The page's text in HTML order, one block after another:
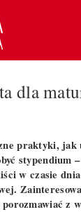
dla
praktyki, jak
stypendium
w czasie
z